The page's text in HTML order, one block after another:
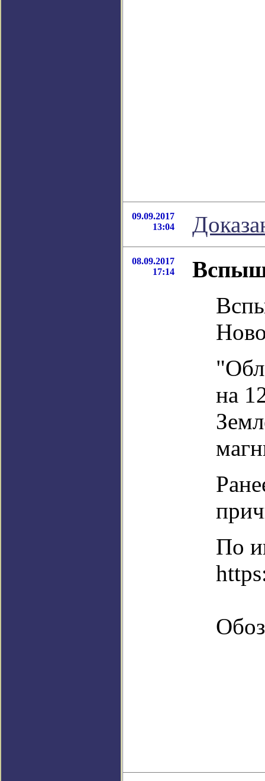
09.09.2017
13:04
08.09.2017
17:14
на
По